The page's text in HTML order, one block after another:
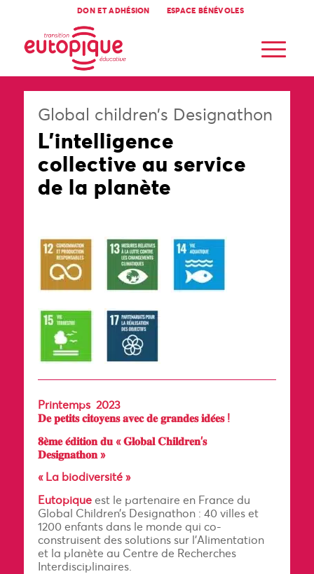
DON ET ADHÉSION ESPACE BÉNÉVOLES
Global children’s Designathon
L’intelligence
collective au service
de la planète
Printemps 2023
𝐃𝐞 𝐩𝐞𝐭𝐢𝐭𝐬 𝐜𝐢𝐭𝐨𝐲𝐞𝐧𝐬 𝐚𝐯𝐞𝐜 𝐝𝐞 𝐠𝐫𝐚𝐧𝐝𝐞𝐬 𝐢𝐝𝐞́𝐞𝐬 !
𝟖𝐞̀𝐦𝐞 𝐞́𝐝𝐢𝐭𝐢𝐨𝐧 𝐝𝐮 « 𝐆𝐥𝐨𝐛𝐚𝐥 𝐂𝐡𝐢𝐥𝐝𝐫𝐞𝐧’𝐬
𝐃𝐞𝐬𝐢𝐠𝐧𝐚𝐭𝐡𝐨𝐧 »
« La biodiversité »
Eutopiqueest le partenaire en France du
Global Children’s Designathon : 40 villes et
1200 enfants dans le monde qui co-
construisent des solutions sur l’Alimentation
et la planète au Centre de Recherches
Interdisciplinaires.